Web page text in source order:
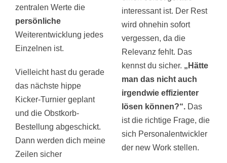
zentralen Werte die
persönliche
Weiterentwicklung jedes
Einzelnen ist.
Vielleicht hast du gerade
das nächste hippe
Kicker-Turnier geplant
und die Obstkorb-
Bestellung abgeschickt.
Dann werden dich meine
Zeilen sicher
interessant ist. Der Rest
wird ohnehin sofort
vergessen, da die
Relevanz fehlt. Das
kennst du sicher. „Hätte
man das nicht auch
irgendwie effizienter
lösen können?“. Das
ist die richtige Frage, die
sich Personalentwickler
der new Work stellen.